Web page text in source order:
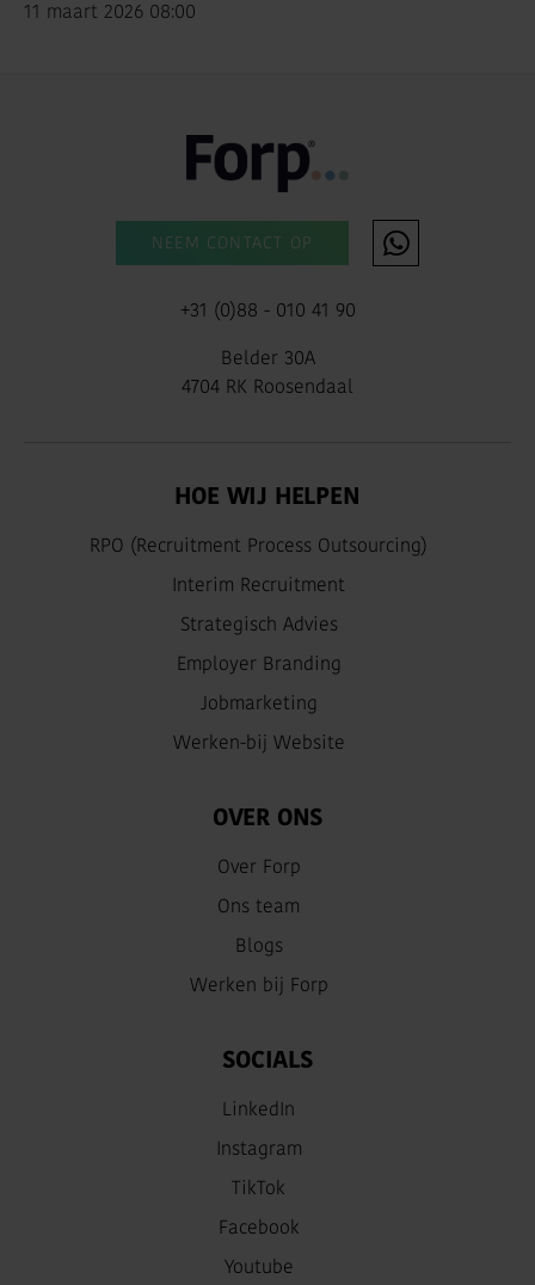
11 maart 2026 08:00
NEEM CONTACT OP
+31 (0)88 - 010 41 90
Belder 30A
4704 RK Roosendaal
HOE WIJ HELPEN
RPO (Recruitment Process Outsourcing)
Interim Recruitment
Strategisch Advies
Employer Branding
Jobmarketing
Werken-bij Website
OVER ONS
Over Forp
Ons team
Blogs
Werken bij Forp
SOCIALS
LinkedIn
Instagram
TikTok
Facebook
Youtube